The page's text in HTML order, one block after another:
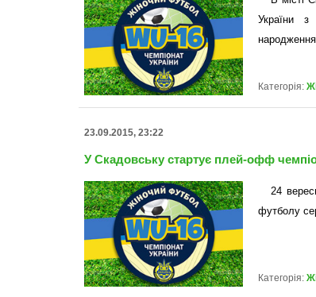
України
Категорія:
23.09.2015, 23:22
У Скадовську стартує плей-офф
24
футболу
Категорія: